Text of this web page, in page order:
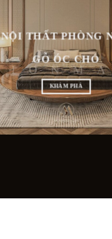
NỘI THẤT PHÒNG
GỖ ÓC CHÓ
KHÁM PHÁ